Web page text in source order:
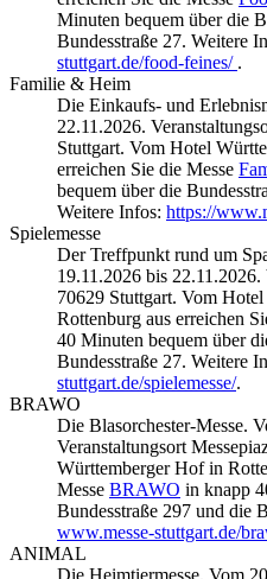
Minuten bequem über die
Bundesstraße 27. Weitere
stuttgart.de/food-feines/ .
Familie & Heim
Die Einkaufs- und
22.11.2026.
Stuttgart. Vom Hotel
erreichen Sie die Messe
bequem über die
Weitere Infos: https://
Spielemesse
Der Treffpunkt rund um
19.11.2026 bis 22.11.2026.
70629 Stuttgart. Vom
Rottenburg aus erreichen
40 Minuten bequem über
Bundesstraße 27. Weitere
stuttgart.de/spielemesse/.
BRAWO
Die Blasorchester-Messe.
Veranstaltungsort
Württemberger Hof in
Messe BRAWO in knapp
Bundesstraße 297 und die
www.messe-stuttgart.de/
ANIMAL
Die Heimtiermesse. Vom